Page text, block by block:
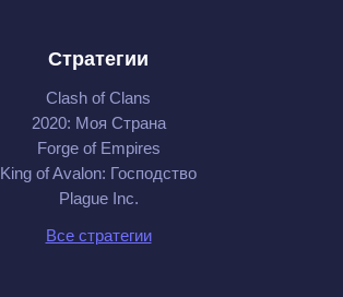
Стратегии
Clash of Clans
2020: Моя Cтрана
Forge of Empires
King of Avalon: Господство
Plague Inc.
Все стратегии